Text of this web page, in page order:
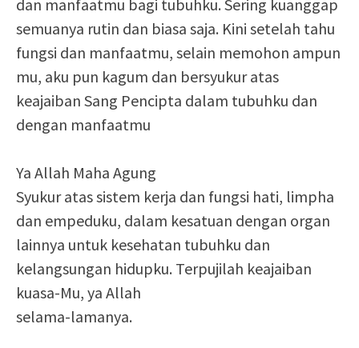
dan manfaatmu bagi tubuhku. Sering kuanggap
semuanya rutin dan biasa saja. Kini setelah tahu
fungsi dan manfaatmu, selain memohon ampun
mu, aku pun kagum dan bersyukur atas
keajaiban Sang Pencipta dalam tubuhku dan
dengan manfaatmu
Ya Allah Maha Agung
Syukur atas sistem kerja dan fungsi hati, limpha
dan empeduku, dalam kesatuan dengan organ
lainnya untuk kesehatan tubuhku dan
kelangsungan hidupku. Terpujilah keajaiban
kuasa-Mu, ya Allah
selama-lamanya.